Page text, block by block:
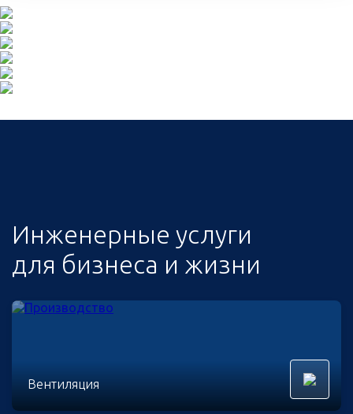
Инженерные услуги
для бизнеса и жизни
Вентиляция